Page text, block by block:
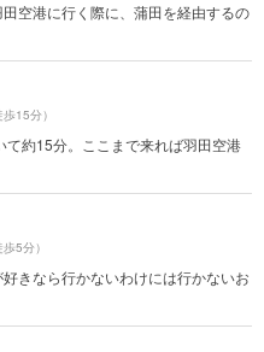
空港に行く際に、蒲田を経由するの
歩15分）
て約15分。ここまで来れば羽田空港
歩5分）
きなら行かないわけには行かないお